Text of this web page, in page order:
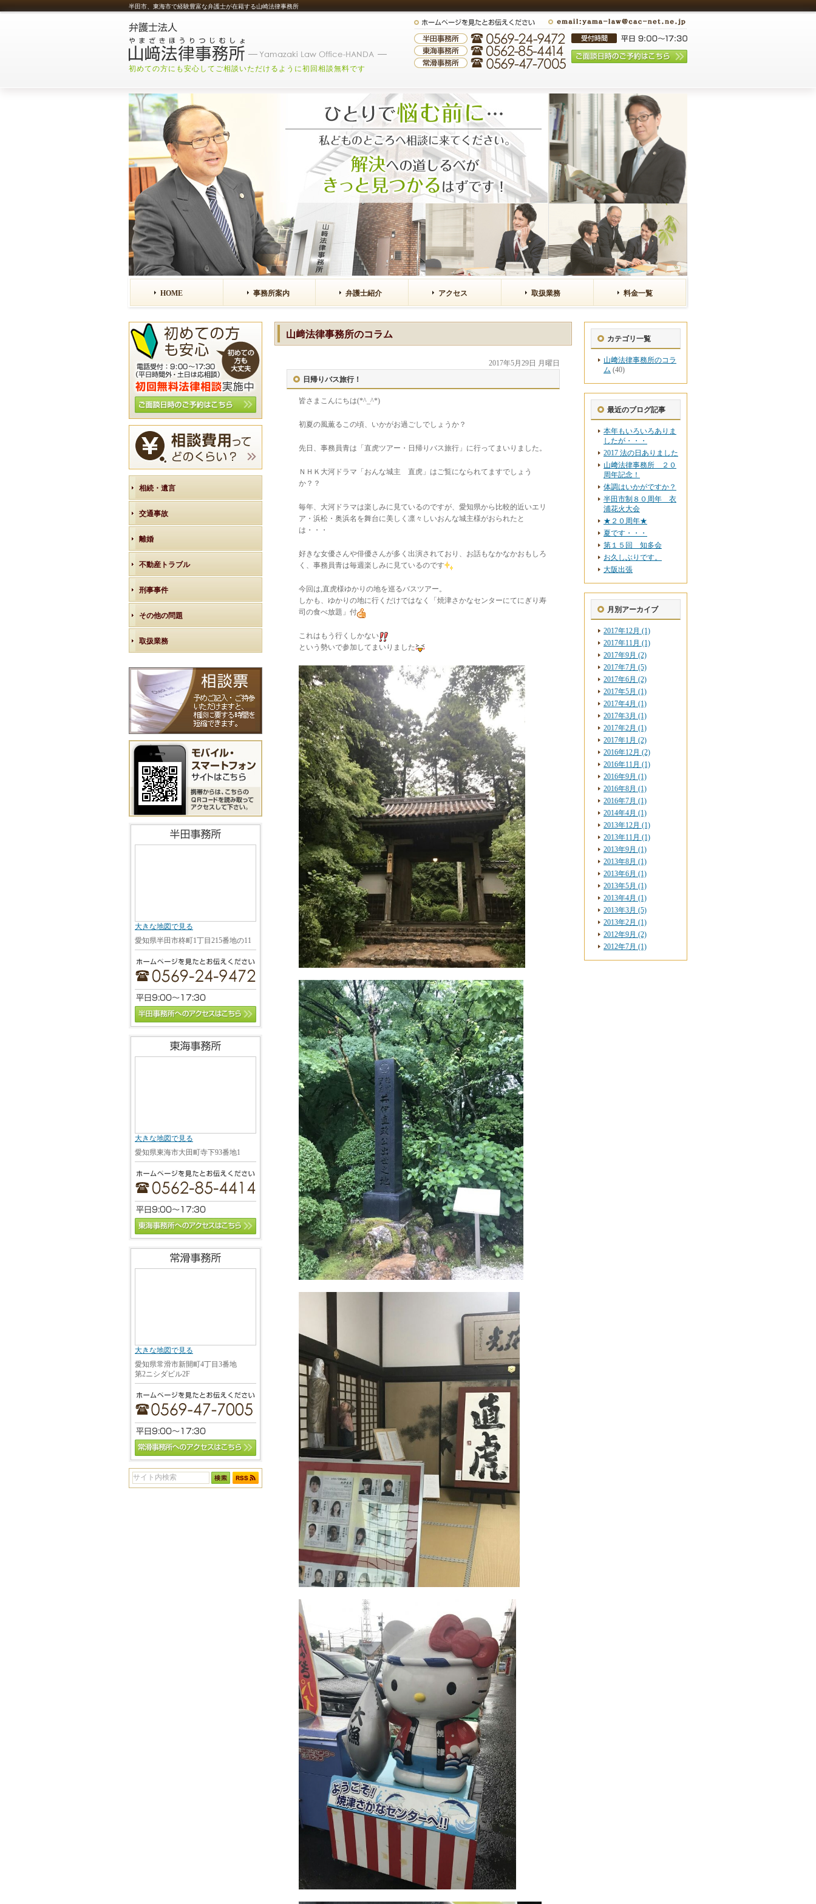
半田市、東海市で経験豊富な弁護士が在籍する山崎法律事務所
初めての方にも安心してご相談いただけるように初回相談無料です
HOME 事務所案内 弁護士紹介 アクセス 取扱業務 料金一覧
山﨑法律事務所のコラム
2017年5月29日 月曜日
日帰りバス旅行！
皆さまこんにちは(*^_^*)
初夏の風薫るこの頃、いかがお過ごしでしょうか？
先日、事務員青は「直虎ツアー・日帰りバス旅行」に行ってまいりました。
ＮＨＫ大河ドラマ「おんな城主 直虎」はご覧になられてますでしょう
か？？
毎年、大河ドラマは楽しみに見ているのですが、愛知県から比較的近いエリ
ア・浜松・奥浜名を舞台に美しく凛々しいおんな城主様がおられたと
は・・・
好きな女優さんや俳優さんが多く出演されており、お話もなかなかおもしろ
く、事務員青は毎週楽しみに見ているのです
今回は,直虎様ゆかりの地を巡るバスツアー。
しかも、ゆかりの地に行くだけではなく「焼津さかなセンターにてにぎり寿
司の食べ放題」付
これはもう行くしかない
という勢いで参加してまいりました
カテゴリ一覧
山﨑法律事務所のコラ
ム (40)
最近のブログ記事
本年もいろいろありま
したが・・・
2017 法の日ありました
山﨑法律事務所 ２０
周年記念！
体調はいかがですか？
半田市制８０周年 衣
浦花火大会
★２０周年★
夏です・・・
第１５回 知多会
お久しぶりです。
大阪出張
月別アーカイブ
2017年12月 (1)
2017年11月 (1)
2017年9月 (2)
2017年7月 (5)
2017年6月 (2)
2017年5月 (1)
2017年4月 (1)
2017年3月 (1)
2017年2月 (1)
2017年1月 (2)
2016年12月 (2)
2016年11月 (1)
2016年9月 (1)
2016年8月 (1)
2016年7月 (1)
2014年4月 (1)
2013年12月 (1)
2013年11月 (1)
2013年9月 (1)
2013年8月 (1)
2013年6月 (1)
2013年5月 (1)
2013年4月 (1)
2013年3月 (5)
2013年2月 (1)
2012年9月 (2)
2012年7月 (1)
相続・遺言
交通事故
離婚
不動産トラブル
刑事事件
その他の問題
取扱業務
大きな地図で見る
愛知県半田市柊町1丁目215番地の11
大きな地図で見る
愛知県東海市大田町寺下93番地1
大きな地図で見る
愛知県常滑市新開町4丁目3番地
第2ニシダビル2F